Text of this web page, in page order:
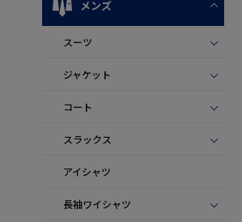
メンズ
スーツ
ジャケット
コート
スラックス
アイシャツ
長袖ワイシャツ